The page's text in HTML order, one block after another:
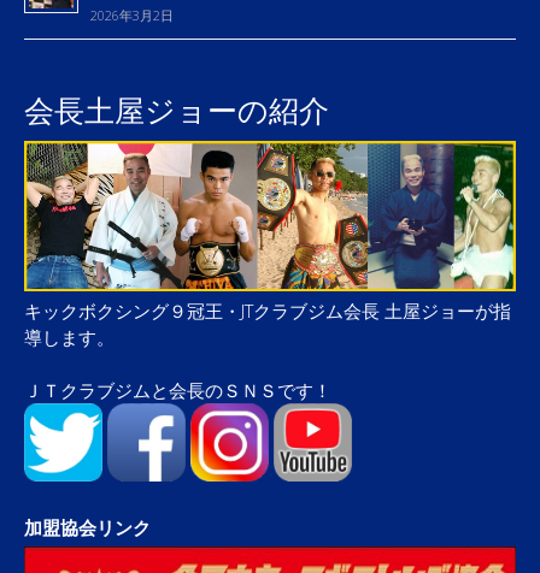
2026年3月2日
会長土屋ジョーの紹介
キックボクシング９冠王・JTクラブジム会長 土屋ジョーが指
導します。
ＪＴクラブジムと会長のＳＮＳです！
加盟協会リンク